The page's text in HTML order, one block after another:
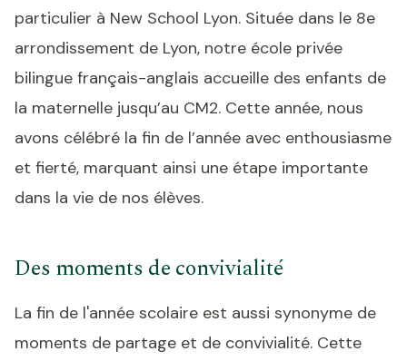
particulier à New School Lyon. Située dans le 8e
arrondissement de Lyon, notre école privée
bilingue français-anglais accueille des enfants de
la maternelle jusqu’au CM2. Cette année, nous
avons célébré la fin de l’année avec enthousiasme
et fierté, marquant ainsi une étape importante
dans la vie de nos élèves.
Des moments de convivialité
La fin de l'année scolaire est aussi synonyme de
moments de partage et de convivialité. Cette